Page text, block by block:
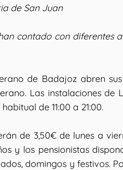
de San Juan
contado con diferentes
de Badajoz abren
Las instalaciones de
de 11:00 a 21:00.
de 3,50€ de lunes a
y los pensionistas
domingos y festivos.